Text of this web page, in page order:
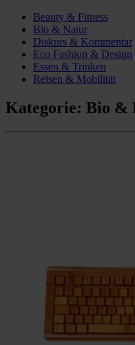
Beauty & Fitness
Bio & Natur
Diskurs & Kommentar
Eco Fashion & Design
Essen & Trinken
Reisen & Mobilität
Kategorie: Bio &